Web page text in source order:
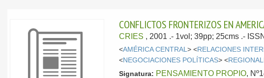
CONFLICTOS FRONTERIZOS EN
CRIES , 2001 .- 1vol; 39pp; 25cms .-
<AMÉRICA CENTRAL> <RELACIONES
<NEGOCIACIONES POLÍTICAS> <
Signatura: PENSAMIENTO PROPIO,